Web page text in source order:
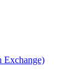
Exchange)